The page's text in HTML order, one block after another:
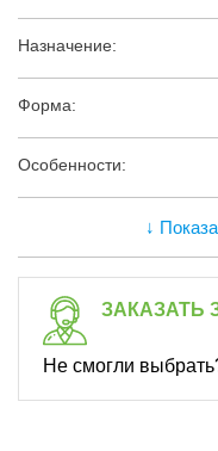
Назначение:
Форма:
Особенности:
↓
ЗАКАЗАТЬ
Не смогли